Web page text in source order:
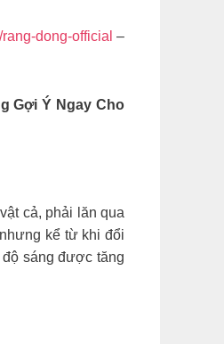
dong-official –
Gợi Ý Ngay Cho
cả, phải lăn qua
kể từ khi đổi
độ sáng được tăng